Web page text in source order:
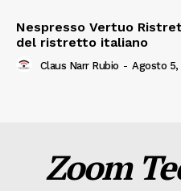
Nespresso Vertuo
del ristretto italiano
Claus Narr Rubio - Agosto 5,
Zoom